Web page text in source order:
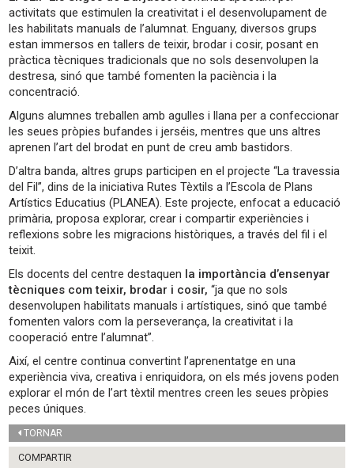
activitats que estimulen la creativitat i el desenvolupament de
les habilitats manuals de l’alumnat. Enguany, diversos grups
estan immersos en tallers de teixir, brodar i cosir, posant en
pràctica tècniques tradicionals que no sols desenvolupen la
destresa, sinó que també fomenten la paciència i la
concentració.
Alguns alumnes treballen amb agulles i llana per a confeccionar
les seues pròpies bufandes i jerséis, mentres que uns altres
aprenen l’art del brodat en punt de creu amb bastidors.
D’altra banda, altres grups participen en el projecte “La travessia
del Fil”, dins de la iniciativa Rutes Tèxtils a l’Escola de Plans
Artístics Educatius (PLANEA). Este projecte, enfocat a educació
primària, proposa explorar, crear i compartir experiències i
reflexions sobre les migracions històriques, a través del fil i el
teixit.
Els docents del centre destaquen la importància d’ensenyar
tècniques com teixir, brodar i cosir, “ja que no sols
desenvolupen habilitats manuals i artístiques, sinó que també
fomenten valors com la perseverança, la creativitat i la
cooperació entre l’alumnat”.
Així, el centre continua convertint l’aprenentatge en una
experiència viva, creativa i enriquidora, on els més jovens poden
explorar el món de l’art tèxtil mentres creen les seues pròpies
peces úniques.
TORNAR
COMPARTIR